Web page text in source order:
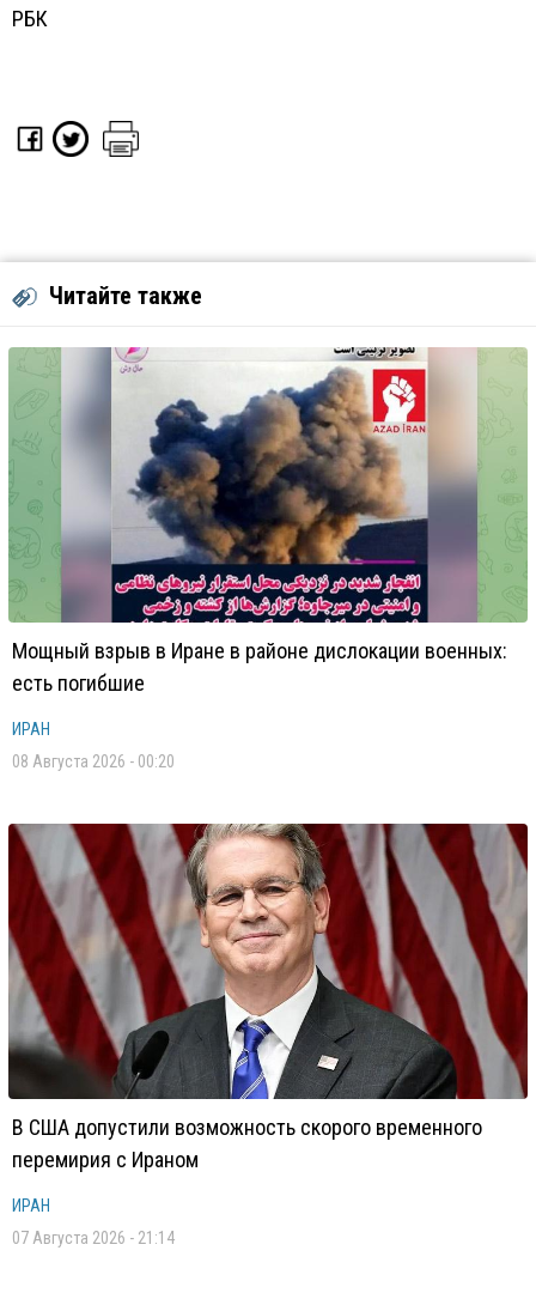
РБК
Читайте также
Мощный взрыв в Иране в районе дислокации военных:
есть погибшие
ИРАН
08 Августа 2026 - 00:20
В США допустили возможность скорого временного
перемирия с Ираном
ИРАН
07 Августа 2026 - 21:14